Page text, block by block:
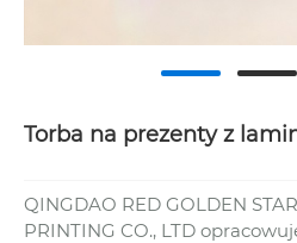
Torba na prezenty z
QINGDAO RED GOLDEN
PRINTING CO., LTD